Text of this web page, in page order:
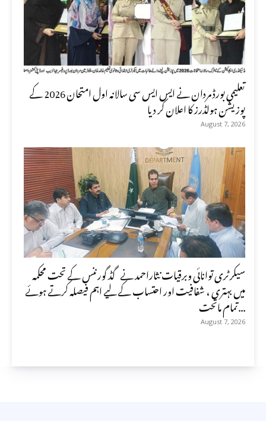
تعلیمی بورڈ مردان نے ایس ایس سی سالانہ اول امتحان 2026 کے
پوزیشن ہولڈرز کا اعلان کر دیا
August 7, 2026
سیکرٹری توانائی وبرقیات نثاراحمد نے گڈ گورننس کے تحت محکمہ
میں بہتری ، شفافیت اور احتساب کے لیے اہم فیصلہ کرتے ہوئے
تمام ماتحت...
August 7, 2026